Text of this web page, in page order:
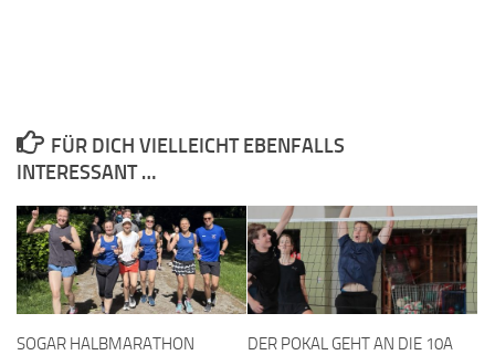
FÜR DICH VIELLEICHT EBENFALLS
INTERESSANT …
SOGAR HALBMARATHON
DER POKAL GEHT AN DIE 10A